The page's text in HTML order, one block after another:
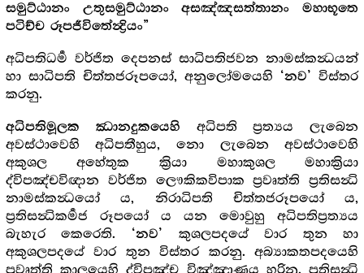
සමුට්ඨානං උතුසමුට්ඨානං අසඤ්ඤසත්තානං මහාභූතෙ
පටිච්ච රූපජීවිතේන්‍ද්‍රියං”
අධිපතිධර්‍ම වර්ජිත දෙපනස් සාධිපතිජවන නාමස්කන්‍ධයන්
හා සාධිපති චිත්තජරූපයෝ, අනුලෝමයෙහි ‘නව’ විස්තර
කරනු.
අධිපතිමූලක ඣානදුකයෙහි අධිපති ප්‍රත්‍යය ලැබෙන
අවස්ථාවෙහි අධිපතීහුය, නො ලැබෙන අවස්ථාවෙහි
අකුශල අහේතුක ක්‍රියා මහාකුශල මහාක්‍රියා
ද්විපඤ්චවිඥාන වර්ජිත ලෞකිකවිපාක ප්‍රවෘත්ති ප්‍රතිසන්‍ධි
නාමස්කන්‍ධයෝ ය, නිරාධිපති චිත්තජරූපයෝ ය,
ප්‍රතිසන්‍ධිකර්‍මජ රූපයෝ ය යන මොවුහු අධිපතිප්‍රත්‍යය
බැහැර කෙරෙති. ‘නව’ කුශලපදයේ වාර තුන හා
අකුශලපදයේ වාර තුන විස්තර කරනු. අබ්‍යාකතපදයෙහි